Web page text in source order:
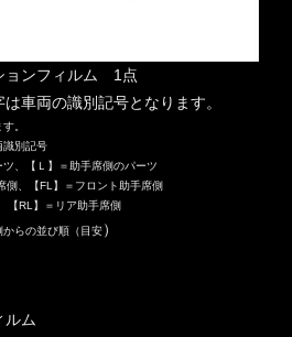
ョンフィルム 1点
車両の識別記号となります。
。
識別記号
、【Ｌ】＝助手席側のパーツ
側、【FL】＝フロント助手席側
【RL】＝リア助手席側
からの並び順（目安）
ルム